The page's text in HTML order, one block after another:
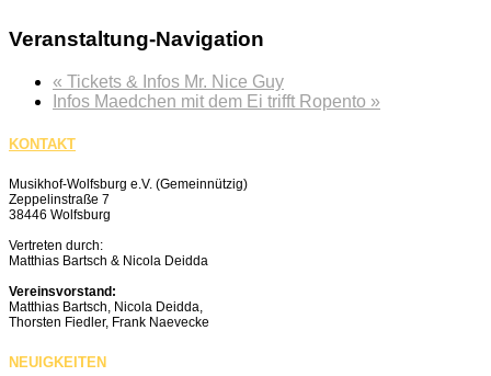
Veranstaltung-Navigation
« Tickets & Infos Mr. Nice Guy
Infos Maedchen mit dem Ei trifft Ropento »
KONTAKT
Musikhof-Wolfsburg e.V. (Gemeinnützig)
Zeppelinstraße 7
38446 Wolfsburg
Vertreten durch:
Matthias Bartsch & Nicola Deidda
Vereinsvorstand:
Matthias Bartsch, Nicola Deidda,
Thorsten Fiedler, Frank Naevecke
NEUIGKEITEN